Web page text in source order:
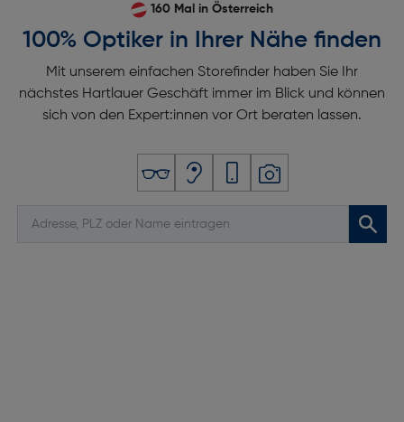
160 Mal in Österreich
100% Optiker in Ihrer Nähe finden
Mit unserem einfachen Storefinder haben Sie Ihr
nächstes Hartlauer Geschäft immer im Blick und können
sich von den Expert:innen vor Ort beraten lassen.